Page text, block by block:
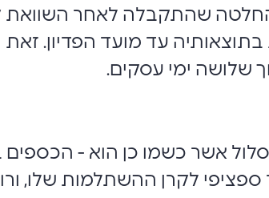
ההחלטה שהתקבלה לאחר השוואת
עד מועד הפדיון. זאת
שלושה ימי עסקים.
אשר כשמו כן הוא - הכספים
לקרן ההשתלמות שלו,